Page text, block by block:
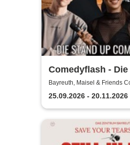
Comedyflash -
Comedy Show
Bayreuth, Maisel & Friends
25.09.2026 - 20.11.2026